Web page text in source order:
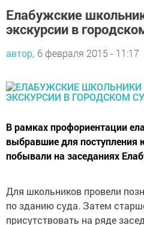
Елабужские
экскурсии в
автор, 6 февраля 2015 - 11:17
В рамках профориентации
выбравшие для поступления
побывали на заседаниях
Для школьников провели
по зданию суда. Затем
присутствовать на ряде